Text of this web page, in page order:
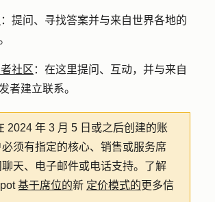
：提问、寻找答案并与来自世界各地的
社区 ：在这里提问、互动，并与来自
者建立联系。
2024 年 3 月 5 日或之后创建的账
必须有指定的核心、销售或服务席
天、电子邮件或电话支持。了解
基于席位的新 定价模式的更多信